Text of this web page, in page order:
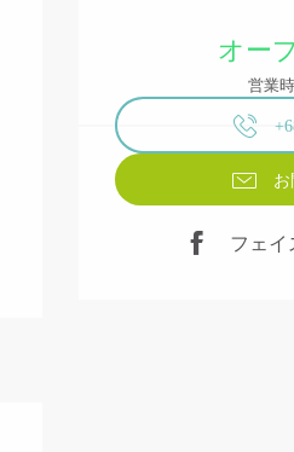
営業時間
オー
営業
フェイ